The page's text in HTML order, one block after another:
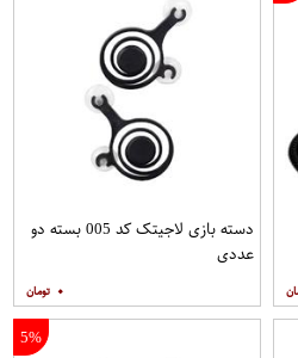
دسته بازی لاجیتک کد 005 بسته دو
عددی
۰
5%